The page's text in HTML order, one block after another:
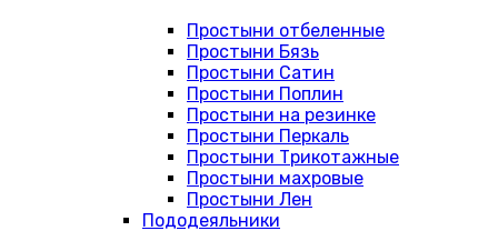
Простыни отбеленные
Простыни Бязь
Простыни Сатин
Простыни Поплин
Простыни на резинке
Простыни Перкаль
Простыни Трикотажные
Простыни махровые
Простыни Лен
Пододеяльники